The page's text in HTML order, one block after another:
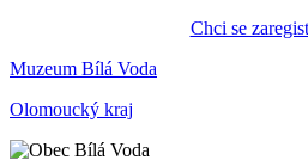
Chci se
Muzeum Bílá Voda
Olomoucký kraj